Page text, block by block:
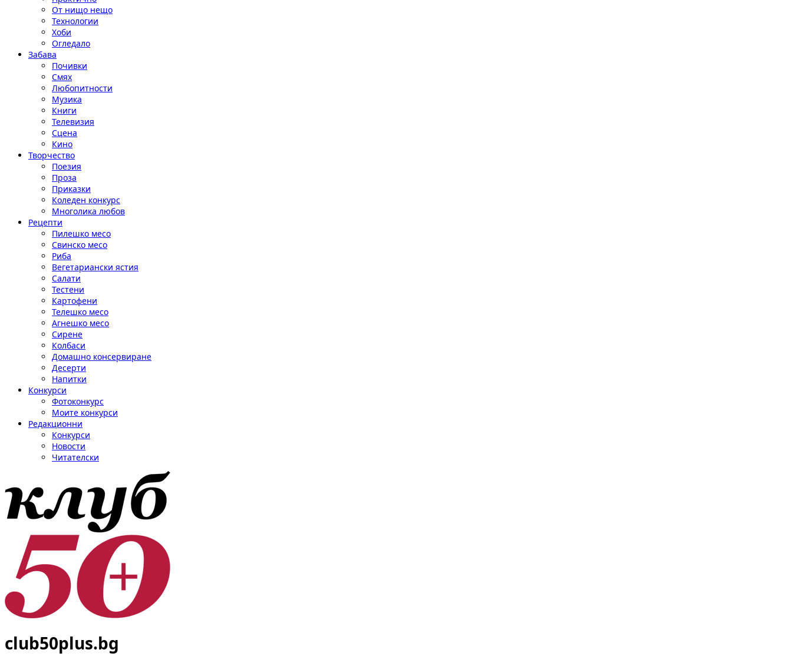
От нищо нещо
Технологии
Хоби
Огледало
Забава
Почивки
Смях
Любопитности
Музика
Книги
Телевизия
Сцена
Кино
Творчество
Поезия
Проза
Приказки
Коледен конкурс
Многолика любов
Рецепти
Пилешко месо
Свинско месо
Риба
Вегетариански ястия
Салати
Тестени
Картофени
Телешко месо
Агнешко месо
Сирене
Колбаси
Домашно консервиране
Десерти
Напитки
Конкурси
Фотоконкурс
Моите конкурси
Редакционни
Конкурси
Новости
Читателски
club50plus.bg